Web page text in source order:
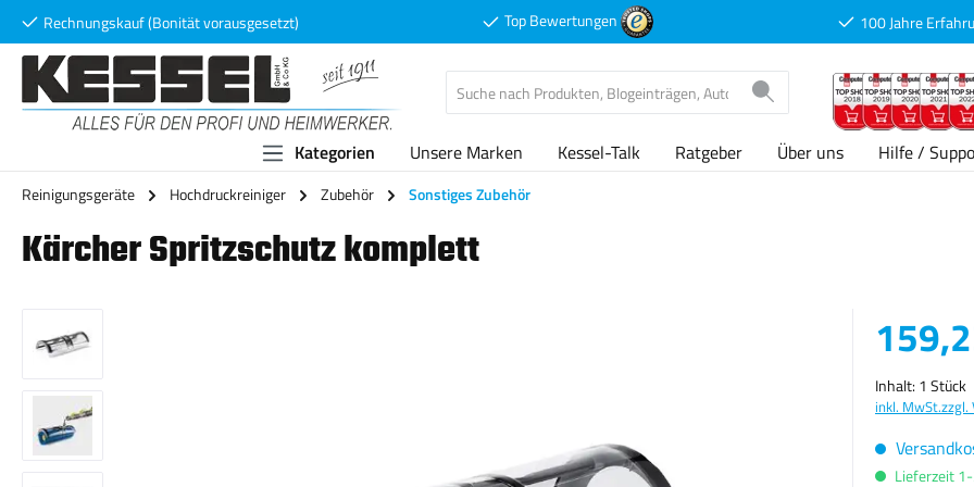
Hauptinhalt springen
Zur Suche springen
Zur Hauptnavigation springen
Rechnungskauf (Bonität vorausgesetzt) Top Bewertungen 100 Jahre
Kategorien Unsere Marken Kessel-Talk Ratgeber Über uns Hilfe /
Reinigungsgeräte Hochdruckreiniger Zubehör Sonstiges Zubehör
Kärcher Spritzschutz komplett
Inhalt: 1 Stück
inkl. MwSt.zzgl.
Lieferzeit